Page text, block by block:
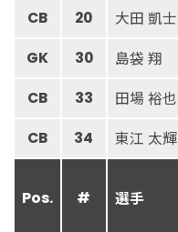
CB 20 大田 凱士
GK 30 島袋 翔
CB 33 田場 裕也
CB 34 東江 太輝
Pos. # 選手